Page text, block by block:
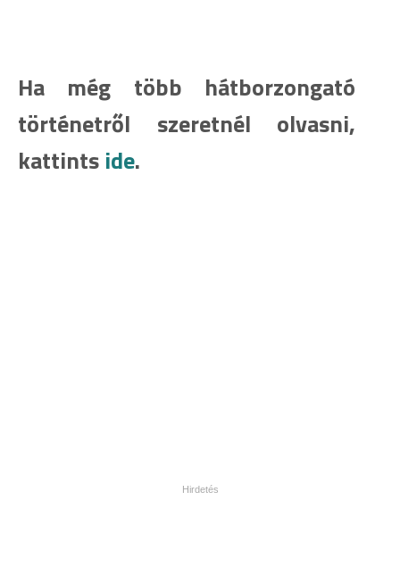
Ha még több hátborzongató
történetről szeretnél olvasni,
kattints ide.